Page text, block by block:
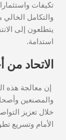
تكيفات
والتكامل الخالي
يتطلعون إلى
استدامة.
الاتحاد من
إن معالجة هذه
والمصنعين
خلال تعزيز
الأمام وتسريع